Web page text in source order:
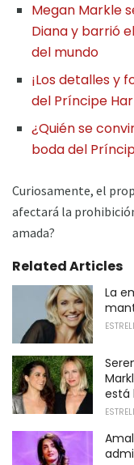
Megan Markle
Diana y barrió
del mundo
¡Los detalles y
del Príncipe
¿Quién se
boda del
Curiosamente, el
afectará la
amada?
Related Articles
La
está